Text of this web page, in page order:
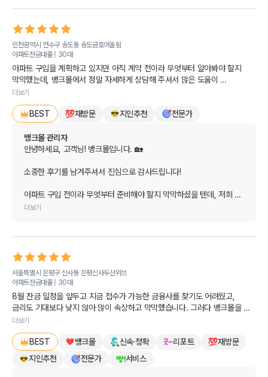
기쁩니다. 당장 진행하는 대출이 아니더라도 사전 계획을 세우는
단계부터 친절한 안내가 큰 힘이 되었다니 더없이 뿌듯합니다. 😊
내년 초 실제 계약 시점이 다가오면 당시의 최신 금리와 정책, 그리고
생애최초 우대 혜택(LTV 및 취득세 감면 등)까지 한 번 더 꼼꼼하게
비교해 드릴 테니 부담 없이 편하게 찾아주세요.
소중한 친구분과의 인연으로 만난 만큼, 앞으로 소중한 보금자리를
마련하시는 모든 과정이 순조롭고 행복할 수 있도록 늘 든든한 금융
길잡이가 되어드리겠습니다.
결혼 준비도 착착 진행되시길 바라며, 오늘 하루도 기분 좋고 설레는
일들만 가득하시길 진심으로 응원합니다. 감사드립니다!안녕하세요,
마음고생이 많으셨을 텐데, 뱅크몰과의 만남이 조금이나마 답답함을
해소해 드린 것 같아 저희도 너무나 기쁩니다!
정책과 대출 조건 때문에 미리 방향을 잡아두는 것은 매우 현명한
선택입니다. 그런 소중한 과정에 뱅크몰이 도움을 드릴 수 있어 참
다행입니다.
앞으로도 실제 매매를 진행하시는 시점까지 궁금하거나 도움이
필요하신 부분이 있다면 언제든 편하게 뱅크몰을 찾아주세요. 끝까지
가장 든든한 길잡이가 되어드리겠습니다.
💕
인천광역시 연수구 송도동 송도금호어울림
아파트잔금대출 | 30대
아파트 구입을 계획하고 있지만 아직 계약 전이라 무엇부터 알아봐야 할지
막막했는데, 뱅크몰에서 정말 자세하게 상담해 주셔서 많은 도움이
되었습니다.
현재 상황에 맞춰 대출 진행 시기와 확인해야 할 부분을 쉽게 설명해 주셔서
이해하기 좋았어요.
바로 진행하는 것은 아니지만 내년 초쯤 계약을 계획하고 있어, 그때 다시
감사드립니다!
더보기
BEST 재방문 지인추천 전문가
뱅크몰 관리자
안녕하세요, 고객님! 뱅크몰입니다. 🏡
소중한 후기를 남겨주셔서 진심으로 감사드립니다!
아파트 구입 전이라 무엇부터 준비해야 할지 막막하셨을 텐데, 저희
상담이 고객님의 답답함을 해소하고 향후 계획을 세우시는 데
내년 초 본격적인 계약 일정에 맞춰 다시 방문해 주시면, 그 시점의
가장 유리한 금리와 최적의 조건들을 꼼꼼하게 비교하여 깔끔하게
안내해 드리겠습니다.
내 집 마련을 향해 차근차근 준비하시는 모든 과정이 순조롭기를
바라며, 늘 든든한 금융 길잡이로서 기다리고 있겠습니다.
오늘 하루도 행복하고 기분 좋은 일들만 가득하시길 진심으로
응원합니다. 감사합니다!
더보기
서울특별시 은평구 신사동은평신사두산위브
아파트잔금대출 | 30대
8월 잔금 일정을 앞두고 지금 접수가 가능한 금융사를 찾기도 어려웠고,
금리도 기대보다 낮지 않아 많이 속상하고 막막했습니다. 그러다 뱅크몰을
알게 되었고, 덕분에 제 상황에 맞는 방법을 찾아 잔금 문제를 잘 해결할 수
더보기
BEST 뱅크몰 신속·정확 리포트
재방문
지인추천
전문가 서비스